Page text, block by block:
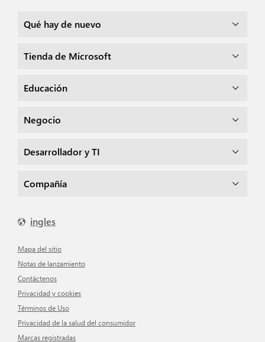
Qué hay de nuevo
Tienda de Microsoft
Educación
Negocio
Desarrollador y TI
Compañía
ingles
mapa del sitio
Notas de lanzamiento
Contáctenos
Privacidad y cookies
Términos de Uso
Privacidad de la salud del consumidor
Marcas registradas